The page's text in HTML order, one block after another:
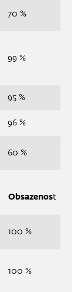
70 %
99 %
95 %
96 %
60 %
Obsazenost
100 %
100 %